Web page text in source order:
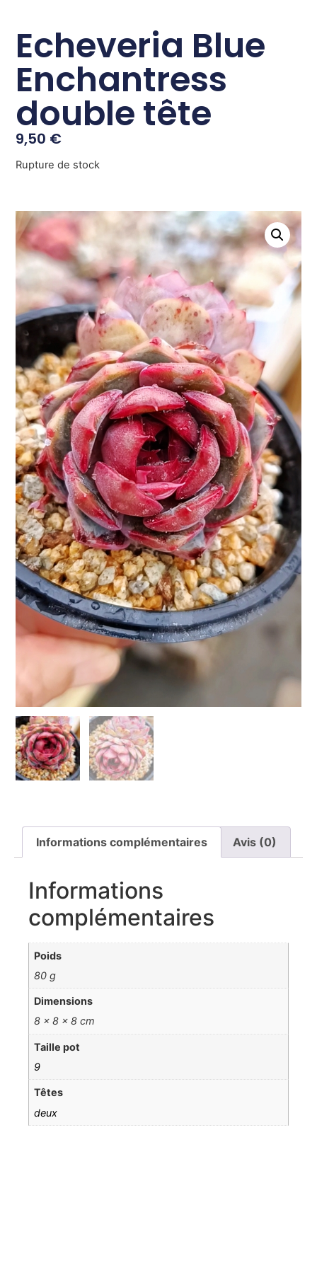
Echeveria Blue
Enchantress
double tête
9,50 €
Rupture de stock
Informations complémentaires Avis (0)
Informations
complémentaires
Poids
80 g
Dimensions
8 × 8 × 8 cm
Taille pot
9
Têtes
deux